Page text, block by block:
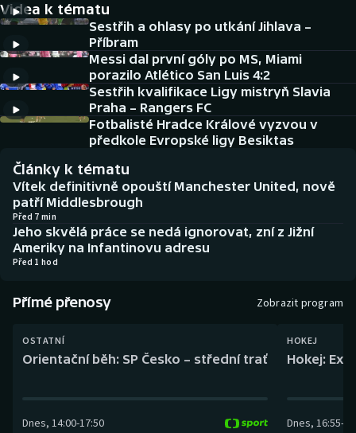
Cyklistika
DALŠÍ SPORTY
Americký fotbal
Baseball a softbal
Basketbal
Biatlon
Boby a skeleton
Box
Curling
NEPŘEHLÉDNĚTE
Historické návraty
Aplikace ČT sport
AZ kvíz
Videa k tématu
Sestřih a ohlasy po utkání Jihlava –
Příbram
Messi dal první góly po MS, Miami
porazilo Atlético San Luis 4:2
Sestřih kvalifikace Ligy mistryň Slavia
Praha – Rangers FC
Fotbalisté Hradce Králové vyzvou v
předkole Evropské ligy Besiktas
Články k tématu
Vítek definitivně opouští Manchester United, nově
patří Middlesbrough
Před 7 min
Jeho skvělá práce se nedá ignorovat, zní z Jižní
Ameriky na Infantinovu adresu
Před 1 hod
Přímé přenosy Zobrazit program
OSTATNÍ
Orientační běh: SP Česko – střední trať
Dnes, 14:00-17:50
HOKEJ
Hokej:
Dnes, 16:55-